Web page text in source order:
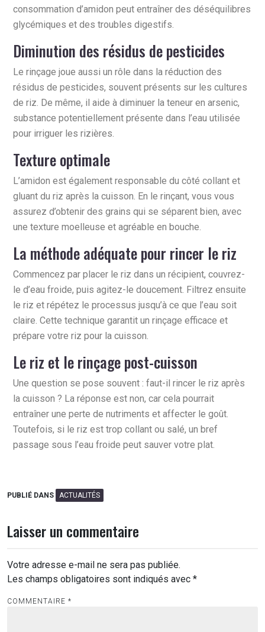
consommation d’amidon peut entraîner des déséquilibres
glycémiques et des troubles digestifs.
Diminution des résidus de pesticides
Le rinçage joue aussi un rôle dans la réduction des
résidus de pesticides, souvent présents sur les cultures
de riz. De même, il aide à diminuer la teneur en arsenic,
substance potentiellement présente dans l’eau utilisée
pour irriguer les rizières.
Texture optimale
L’amidon est également responsable du côté collant et
gluant du riz après la cuisson. En le rinçant, vous vous
assurez d’obtenir des grains qui se séparent bien, avec
une texture moelleuse et agréable en bouche.
La méthode adéquate pour rincer le riz
Commencez par placer le riz dans un récipient, couvrez-
le d’eau froide, puis agitez-le doucement. Filtrez ensuite
le riz et répétez le processus jusqu’à ce que l’eau soit
claire. Cette technique garantit un rinçage efficace et
prépare votre riz pour la cuisson.
Le riz et le rinçage post-cuisson
Une question se pose souvent : faut-il rincer le riz après
la cuisson ? La réponse est non, car cela pourrait
entraîner une perte de nutriments et affecter le goût.
Toutefois, si le riz est trop collant ou salé, un bref
passage sous l’eau froide peut sauver votre plat.
PUBLIÉ DANS ACTUALITÉS
Laisser un commentaire
Votre adresse e-mail ne sera pas publiée.
Les champs obligatoires sont indiqués avec *
COMMENTAIRE *